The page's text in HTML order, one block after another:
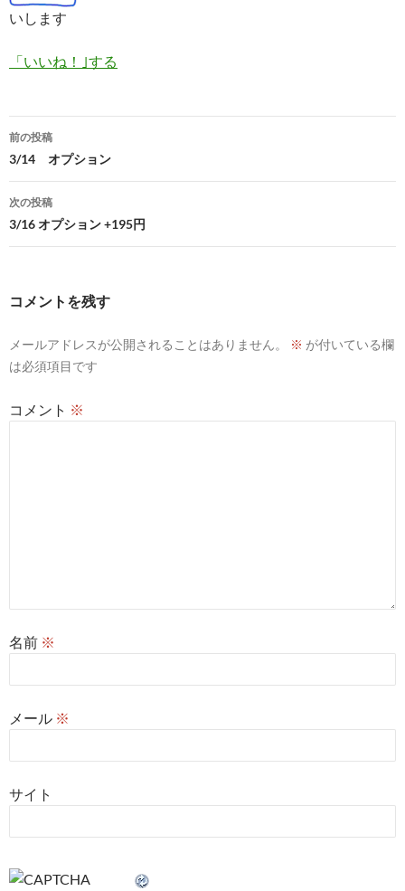
いします
「いいね！｣する
投
稿
ナ
ビ
ョ
前の投稿
3/14 オプション
次の投稿
3/16 オプション +195円
コメントを残す
メールアドレスが公開されることはありません。 ※ が付いている欄
は必須項目です
コメント ※
名前 ※
メール ※
サイト